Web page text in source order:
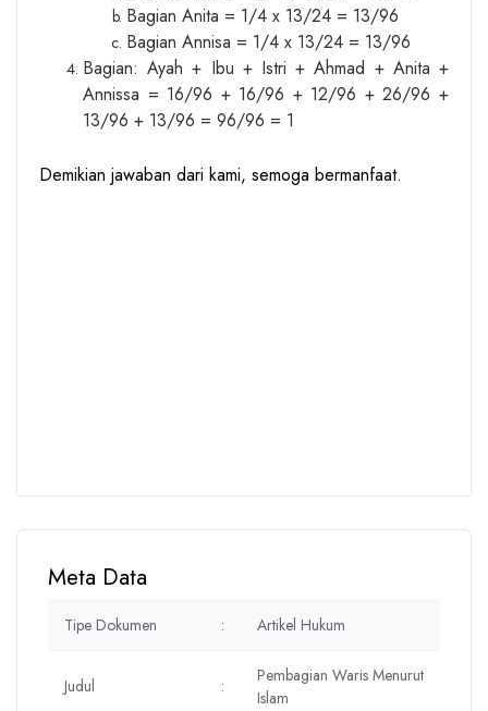
Bagian Anita = 1/4 x 13/24 = 13/96
Bagian Annisa = 1/4 x 13/24 = 13/96
Bagian: Ayah + Ibu + Istri + Ahmad + Anita +
Annissa = 16/96 + 16/96 + 12/96 + 26/96 +
13/96 + 13/96 = 96/96 = 1
Demikian jawaban dari kami, semoga bermanfaat.
Meta Data
Tipe Dokumen : Artikel Hukum
Judul :
Pembagian Waris Menurut
Islam